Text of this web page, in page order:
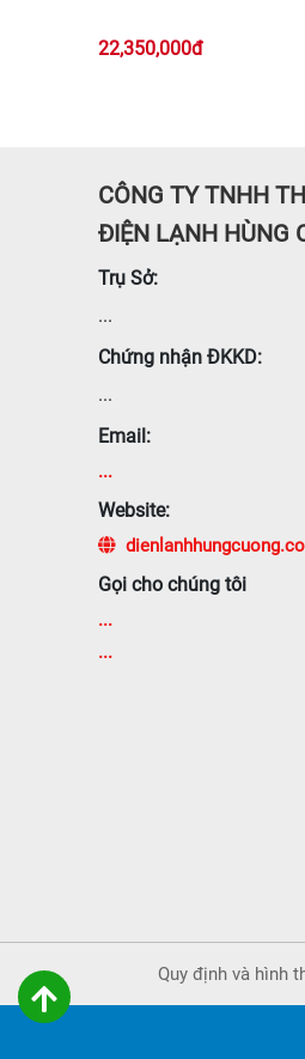
22,350,000đ
CÔNG TY TNHH
ĐIỆN LẠNH HÙNG
Trụ Sở:
...
Chứng nhận ĐKKD:
...
Email:
...
Website:
Gọi cho chúng tôi
...
...
Quy định và hình